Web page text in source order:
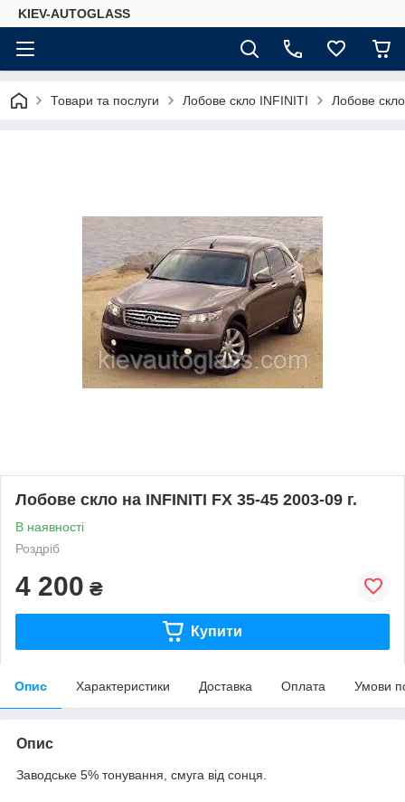
KIEV-AUTOGLASS
Товари та послуги Лобове скло INFINITI Лобове
Лобове скло на INFINITI FX 35-45 2003-09 г.
В наявності
Роздріб
4 200 ₴
Купити
Опис Характеристики Доставка Оплата Умови
Опис
Заводське 5% тонування, смуга від сонця.